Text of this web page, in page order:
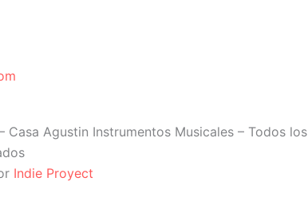
Casa Agustin Instrumentos Musicales – Todos los
Indie Proyect